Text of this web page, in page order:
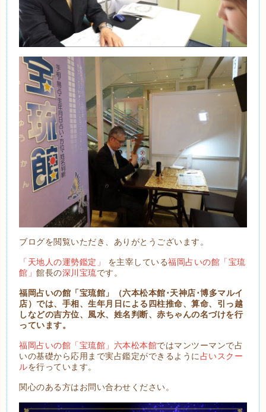
ブログを閲覧いただき、ありがとうございます。
「天地人の運勢鑑定」 を主宰している福岡占いの館「宝琉
館」館長の深川宝琉です。
福岡占いの館「宝琉館」（六本松本館･天神店･博多マルイ
店）では、手相、生年月日による四柱推命、算命、引っ越
しなどの吉方位、風水、姓名判断、赤ちゃんの名づけを行
っています。
福岡占いの館「宝琉館」六本松本館ではマンツーマンで占
いの基礎から応用まで実占鑑定ができるように占いスクー
ルを行っています。
関心のある方はお問い合わせください。